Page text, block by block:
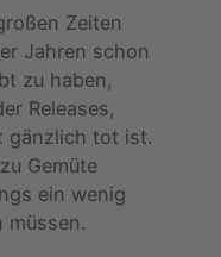
Zeiten
Jahren schon
zu haben,
Releases,
gänzlich tot ist.
Gemüte
ein wenig
müssen.